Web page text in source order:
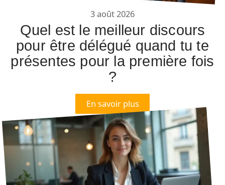
3 août 2026
Quel est le meilleur discours
pour être délégué quand tu te
présentes pour la première fois
?
En savoir plus